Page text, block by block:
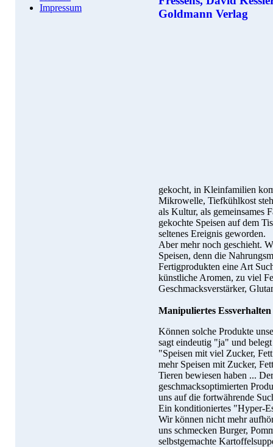
Impressum
gekocht, in Kleinfamilien
Mikrowelle, Tiefkühlkost
als Kultur, als gemeinsames
gekochte Speisen auf dem
seltenes Ereignis geworden.
Aber mehr noch geschieht.
Speisen, denn die
Fertigprodukten eine Art
künstliche Aromen, zu viel
Geschmacksverstärker,
Manipuliertes Essverhalten
Können solche Produkte
sagt eindeutig "ja" und
"Speisen mit viel Zucker,
mehr Speisen mit Zucker,
Tieren bewiesen haben ...
geschmacksoptimierten
uns auf die fortwährende
Ein konditioniertes "Hyper-
Wir können nicht mehr
uns schmecken Burger,
selbstgemachte